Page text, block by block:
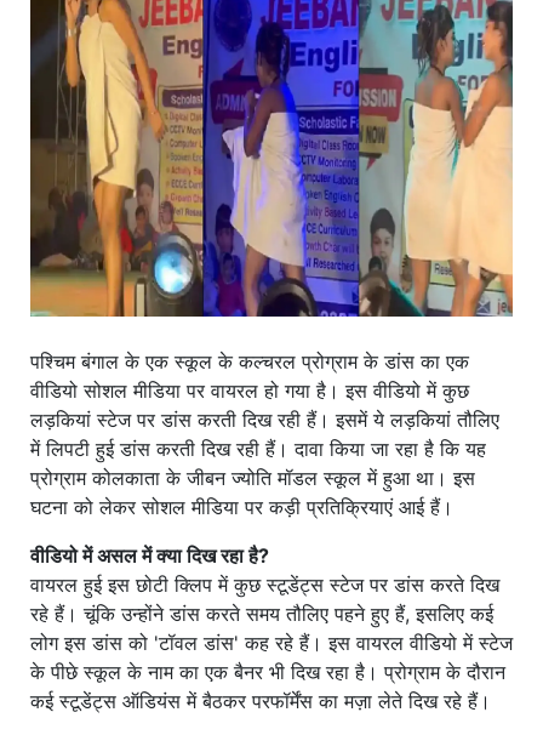
खाना
पश्चिम बंगाल के एक स्कूल के कल्चरल प्रोग्राम के डांस का एक
वीडियो सोशल मीडिया पर वायरल हो गया है। इस वीडियो में कुछ
लड़कियां स्टेज पर डांस करती दिख रही हैं। इसमें ये लड़कियां तौलिए
में लिपटी हुई डांस करती दिख रही हैं। दावा किया जा रहा है कि यह
प्रोग्राम कोलकाता के जीबन ज्योति मॉडल स्कूल में हुआ था। इस
घटना को लेकर सोशल मीडिया पर कड़ी प्रतिक्रियाएं आई हैं।
वीडियो में असल में क्या दिख रहा है?
वायरल हुई इस छोटी क्लिप में कुछ स्टूडेंट्स स्टेज पर डांस करते दिख
रहे हैं। चूंकि उन्होंने डांस करते समय तौलिए पहने हुए हैं, इसलिए कई
लोग इस डांस को 'टॉवल डांस' कह रहे हैं। इस वायरल वीडियो में स्टेज
के पीछे स्कूल के नाम का एक बैनर भी दिख रहा है। प्रोग्राम के दौरान
कई स्टूडेंट्स ऑडियंस में बैठकर परफॉर्मेंस का मज़ा लेते दिख रहे हैं।